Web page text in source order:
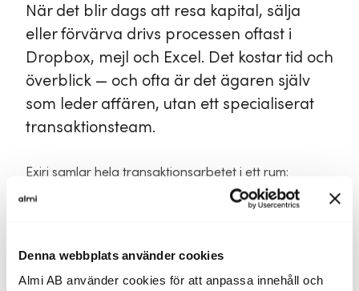
Denna webbplats använder cookies
Almi AB använder cookies för att anpassa innehåll och
När det blir dags att resa kapital, sälja
eller förvärva drivs processen oftast i
Dropbox, mejl och Excel. Det kostar tid och
överblick — och ofta är det ägaren själv
som leder affären, utan ett specialiserat
transaktionsteam.
Exiri samlar hela transaktionsarbetet i ett rum:
datarum, due diligence, dokumentkopplad Q&A och
åtgärdsplan — med tydliga roller, ansvar och status i
som leder affären. Fast pris per dealrum, inga
offerter, inga dolda tillägg.